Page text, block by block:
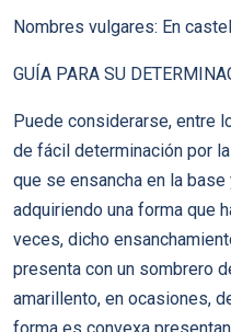
Nombres vulgares: En
GUÍA PARA SU
Puede considerarse, entre
de fácil determinación por
que se ensancha en la
adquiriendo una forma que
veces, dicho
presenta con un sombrero
amarillento, en ocasiones,